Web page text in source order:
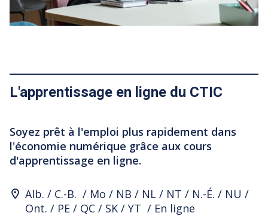
L'apprentissage en ligne du CTIC
Soyez prêt à l'emploi plus rapidement dans
l'économie numérique grâce aux cours
d'apprentissage en ligne.
Program Location
Alb. C.-B. Mo NB NL NT N.-É.
NU
Ont.
PE QC SK YT En ligne